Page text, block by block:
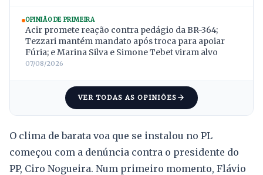
OPINIÃO DE PRIMEIRA
Acir promete reação contra pedágio da BR-364;
Tezzari mantém mandato após troca para apoiar
Fúria; e Marina Silva e Simone Tebet viram alvo
07/08/2026
VER TODAS AS OPINIÕES
O clima de barata voa que se instalou no PL
começou com a denúncia contra o presidente do
PP, Ciro Nogueira. Num primeiro momento, Flávio